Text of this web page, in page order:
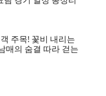
주목! 꽃비 내리는
매의 숨결 따라 걷는